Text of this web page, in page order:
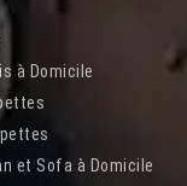
à Domicile
et Sofa à Domicile